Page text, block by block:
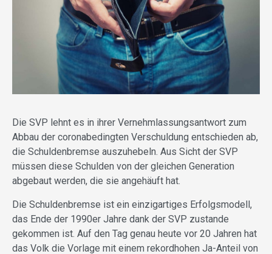
Die SVP lehnt es in ihrer Vernehmlassungsantwort zum
Abbau der coronabedingten Verschuldung entschieden ab,
die Schuldenbremse auszuhebeln. Aus Sicht der SVP
müssen diese Schulden von der gleichen Generation
abgebaut werden, die sie angehäuft hat.
Die Schuldenbremse ist ein einzigartiges Erfolgsmodell,
das Ende der 1990er Jahre dank der SVP zustande
gekommen ist. Auf den Tag genau heute vor 20 Jahren hat
das Volk die Vorlage mit einem rekordhohen Ja-Anteil von